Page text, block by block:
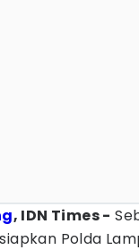
, IDN Times -
Polda